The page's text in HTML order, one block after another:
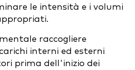
le intensità e i volumi
raccogliere
interni ed esterni
prima dell'inizio dei